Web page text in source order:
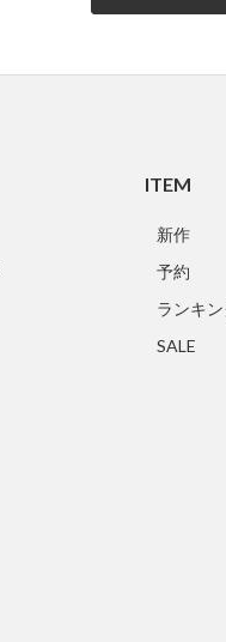
ITEM
新作
予約
ランキ
SALE